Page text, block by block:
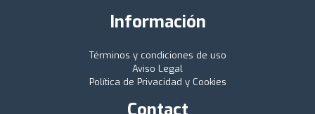
Información
Términos y condiciones de uso
Aviso Legal
Política de Privacidad y Cookies
Contact